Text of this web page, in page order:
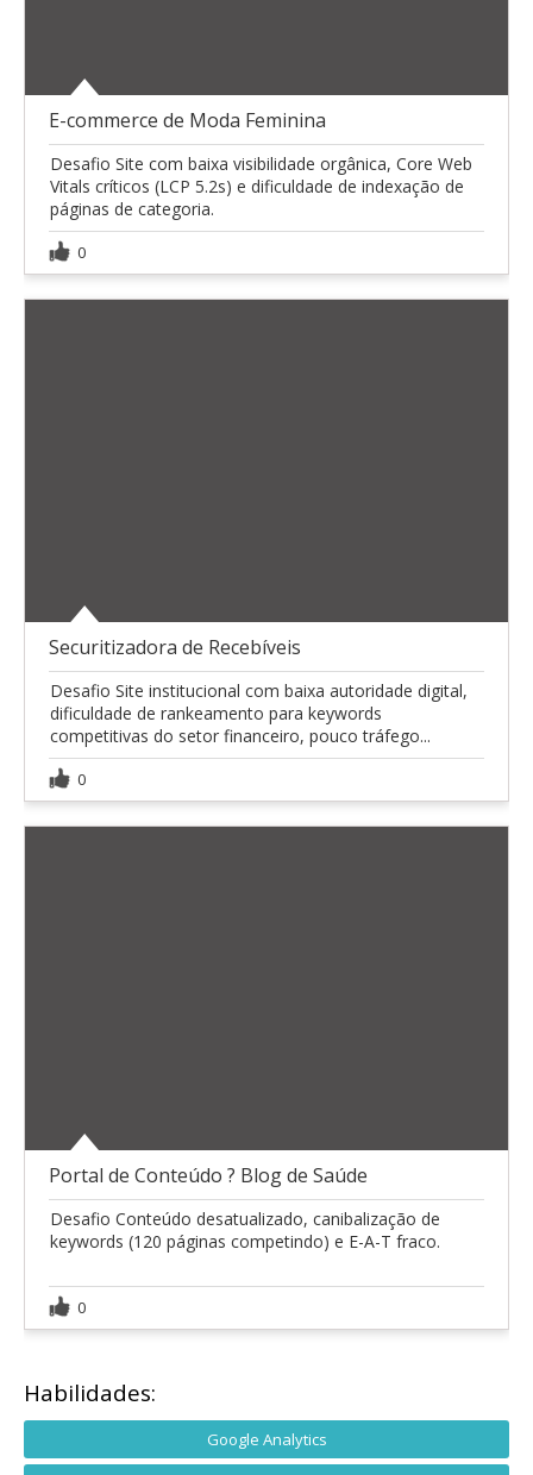
E-commerce de Moda Feminina
Desafio Site com baixa visibilidade orgânica, Core Web
Vitals críticos (LCP 5.2s) e dificuldade de indexação de
páginas de categoria.
0
Securitizadora de Recebíveis
Desafio Site institucional com baixa autoridade digital,
dificuldade de rankeamento para keywords
competitivas do setor financeiro, pouco tráfego...
0
Portal de Conteúdo ? Blog de Saúde
Desafio Conteúdo desatualizado, canibalização de
keywords (120 páginas competindo) e E-A-T fraco.
0
Habilidades:
Google Analytics